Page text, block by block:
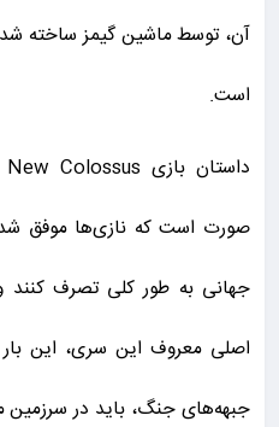
آن، توسط ماشین گیمز ساخته
است.
صورت است که نازی‌ها موفق
جهانی به طور کلی تصرف
اصلی معروف این سری، این
جبهه‌های جنگ، باید در سرزمین